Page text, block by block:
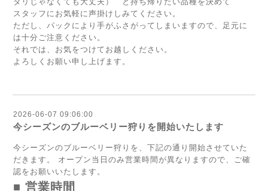
スタッフにお気軽に声掛けしみてください。
ただし、パックにより手がふさがってしまいますので、足元に
は十分ご注意ください。
それでは、お気をつけてお越しください。
よろしくお願い申し上げます。
2026-06-07 09:06:00
今シーズンのブルーベリー狩りを開始いたします
今シーズンのブルーベリー狩りを、下記の通り開始させていた
だきます。 オープン当日のみ営業時間が異なりますので、ご確
認をお願いいたします。
■ 営業時間